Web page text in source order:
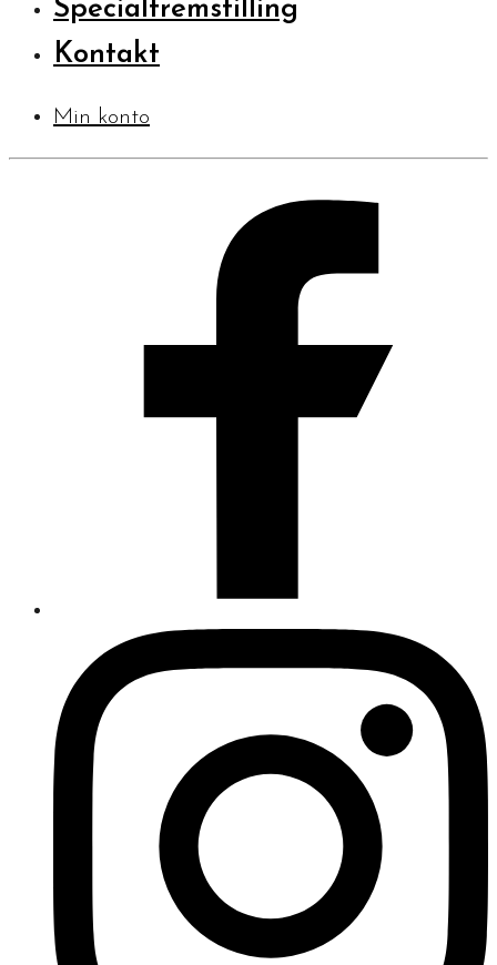
Specialfremstilling
Kontakt
Min konto